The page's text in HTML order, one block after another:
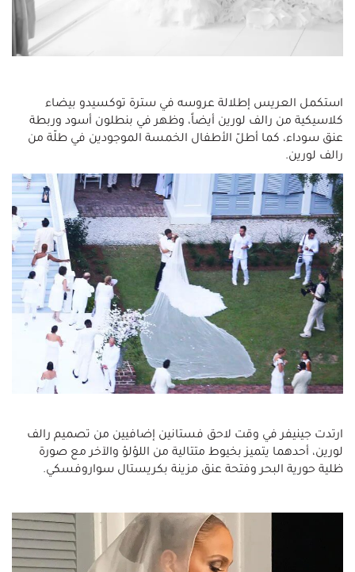
استكمل العريس إطلالة عروسه في سترة توكسيدو بيضاء
كلاسيكية من رالف لورين أيضاً، وظهر في بنطلون أسود وربطة
عنق سوداء، كما أطلّ الأطفال الخمسة الموجودين في طلّة من
رالف لورين.
ارتدت جينيفر في وقت لاحق فستانين إضافيين من تصميم رالف
لورين، أحدهما يتميز بخيوط متتالية من اللؤلؤ والآخر مع صورة
ظلية حورية البحر وفتحة عنق مزينة بكريستال سواروفسكي.